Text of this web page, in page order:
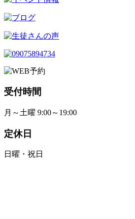
受付時間
月～土曜 9:00～19:00
定休日
日曜・祝日